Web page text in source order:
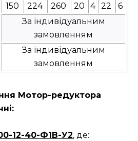
150 224 260 20 4 22 6
За індивідуальним
замовленням
За індивідуальним
замовленням
Мотор-редуктора
12-40-Ф1В-У2, де: